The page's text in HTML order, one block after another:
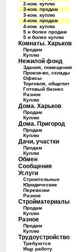
2-ком. куплю
3-ком. продам
3-ком. куплю
4-ком. продам
4-ком. куплю
5 и более продам
5 и более куплю
Комнаты. Харьков
Продам
Куплю
Нежилой фонд
Здания, помещения
Произв-во, склады
Офисы
Торговля, общепит
Готовый бизнес
Разное
Куплю
Дома. Харьков
Продам
Куплю
Дома. Пригород
Продам
Куплю
Дачи, участки
Продам
Куплю
Обмен
Сообщения
Услуги
Строительные
Юридические
Перевозки
Разное
Стройматериалы
Продам
Куплю
Разное
Продам
Куплю
Трудоустройство
Требуются
Ищу работу